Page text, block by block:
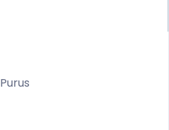
Purus